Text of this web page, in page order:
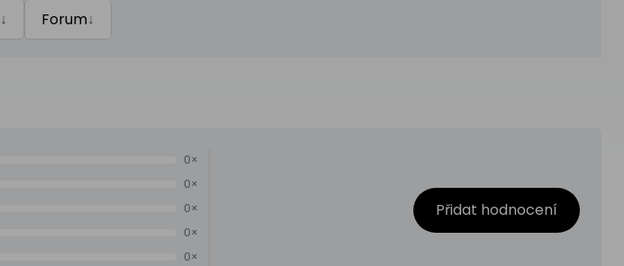
↓ Forum↓
0×
0×
0×
0×
0×
Přidat hodnocení